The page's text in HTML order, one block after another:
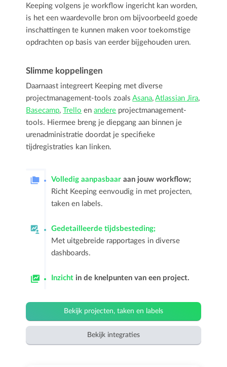
Keeping volgens je workflow ingericht kan worden,
is het een waardevolle bron om bijvoorbeeld goede
inschattingen te kunnen maken voor toekomstige
opdrachten op basis van eerder bijgehouden uren.
Slimme koppelingen
Daarnaast integreert Keeping met diverse
projectmanagement-tools zoalsAsana,Atlassian Jira,
Basecamp,Trello enandere projectmanagement-
tools. Hiermee breng je diepgang aan binnen je
urenadministratie doordat je specifieke
tijdregistraties kan linken.
Volledig aanpasbaar aan jouw workflow;
Richt Keeping eenvoudig in met projecten,
taken en labels.
Gedetailleerde tijdsbesteding;
Met uitgebreide rapportages in diverse
dashboards.
Inzicht in de knelpunten van een project.
Bekijk projecten, taken en labels
Bekijk integraties